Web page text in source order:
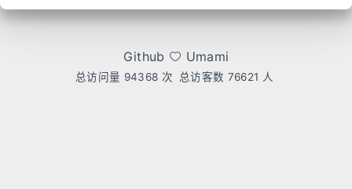
Github Umami
总访问量 94368 次 总访客数 76621 人